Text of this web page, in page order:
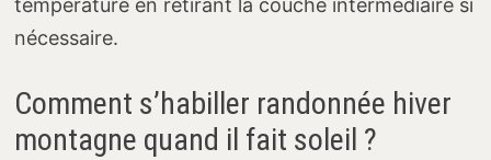
température en retirant la couche intermédiaire si
nécessaire.
Comment s’habiller randonnée hiver
montagne quand il fait soleil ?